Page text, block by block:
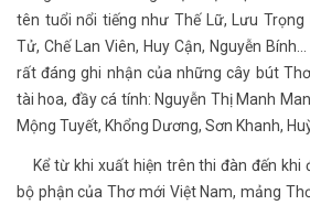
tên tuổi nổi tiếng như Thế Lữ, Lưu Trọng
Tử, Chế Lan Viên, Huy Cận, Nguyễn
rất đáng ghi nhận của những cây bút
tài hoa, đầy cá tính: Nguyễn Thị Manh
Mộng Tuyết, Khổng Dương, Sơn Khanh,
Kể từ khi xuất hiện trên thi đàn đến khi
bộ phận của Thơ mới Việt Nam, mảng